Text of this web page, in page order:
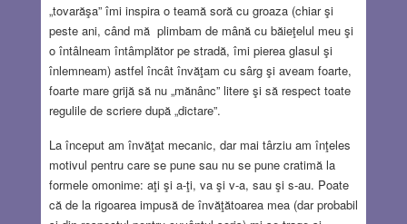
„tovarăşa” îmi inspira o teamă soră cu groaza (chiar şi
peste ani, când mă plimbam de mână cu băieţelul meu şi
o întâlneam întâmplător pe stradă, îmi pierea glasul şi
înlemneam) astfel încât învăţam cu sârg şi aveam foarte,
foarte mare grijă să nu „mănânc” litere şi să respect toate
regulile de scriere după „dictare”.
La început am învăţat mecanic, dar mai târziu am înţeles
motivul pentru care se pune sau nu se pune cratimă la
formele omonime: aţi şi a-ţi, va şi v-a, sau şi s-au. Poate
că de la rigoarea impusă de învăţătoarea mea (dar probabil